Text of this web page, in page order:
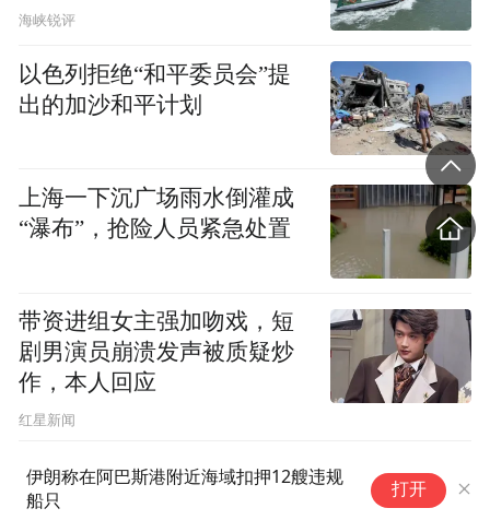
献，想为这个社会能够做一些回报。那么其
复，恢复我们传统的铜装饰、铜文化，就中
华几千年的铜文化上面，我们大师也好，包
括我们整个团队也好，毕生在努力的一个方
向。
但是好在中华的铜文化应该是非常受尊重，
实全13亿人都知道中国铜文化源远流长，也
知道我们的青铜文化，青铜时代非常的辉
煌。我们朱大师希望能够让铜能够回到千家
我们青铜时代的辉煌是不谋而合的。
海峡锐评
以色列拒绝“和平委员会”提
出的加沙和平计划
上海一下沉广场雨水倒灌成
“瀑布”，抢险人员紧急处置
带资进组女主强加吻戏，短
剧男演员崩溃发声被质疑炒
作，本人回应
​红星新闻
伊朗称在阿巴斯港附近海域扣押12艘违规
船只
打开